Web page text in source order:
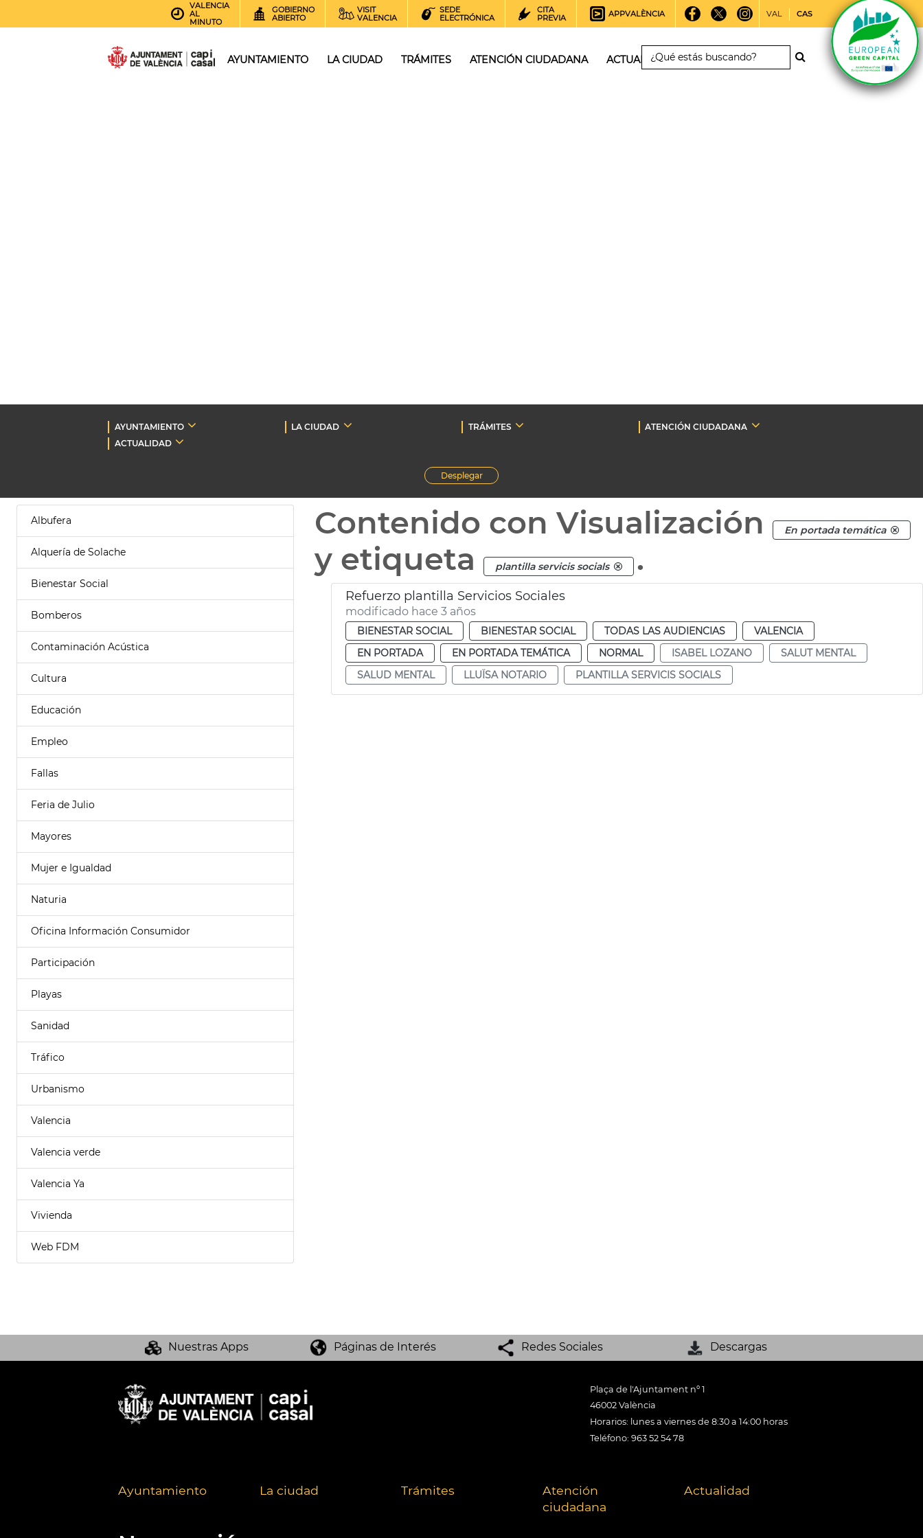
VALENCIA
AL
MINUTO
GOBIERNO
ABIERTO
VISIT
VALENCIA
SEDE
ELECTRÓNICA
CITA
PREVIA
APPVALÈNCIA VAL CAS
AYUNTAMIENTO LA CIUDAD TRÁMITES ATENCIÓN CIUDADANA ACTUALIDAD
AYUNTAMIENTO LA CIUDAD TRÁMITES
ATENCIÓN CIUDADANA
ACTUALIDAD
Desplegar
Albufera
Alquería de Solache
Bienestar Social
Bomberos
Contaminación Acústica
Cultura
Educación
Empleo
Fallas
Feria de Julio
Mayores
Mujer e Igualdad
Naturia
Oficina Información Consumidor
Participación
Playas
Sanidad
Tráfico
Urbanismo
Valencia
Valencia verde
Valencia Ya
Vivienda
Web FDM
Contenido con Visualización En portada temática
y etiqueta plantilla servicis socials .
Refuerzo plantilla Servicios Sociales
modificado hace 3 años
BIENESTAR SOCIAL BIENESTAR SOCIAL TODAS LAS AUDIENCIAS
VALENCIA
EN PORTADA
EN PORTADA TEMÁTICA NORMAL ISABEL LOZANO
SALUT MENTAL
SALUD MENTAL
LLUÏSA NOTARIO PLANTILLA SERVICIS SOCIALS
Nuestras Apps Páginas de Interés Redes Sociales Descargas
Plaça de l'Ajuntament nº 1
46002 València
Horarios: lunes a viernes de 8:30 a 14:00 horas
Teléfono: 963 52 54 78
Ayuntamiento La ciudad Trámites
Atención
ciudadana
Actualidad